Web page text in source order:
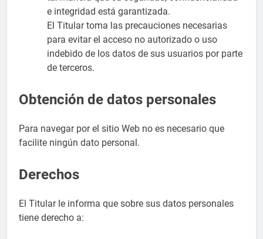
e integridad está garantizada.
El Titular toma las precauciones necesarias
para evitar el acceso no autorizado o uso
indebido de los datos de sus usuarios por parte
de terceros.
Obtención de datos personales
Para navegar por el sitio Web no es necesario que
facilite ningún dato personal.
Derechos
El Titular le informa que sobre sus datos personales
tiene derecho a: